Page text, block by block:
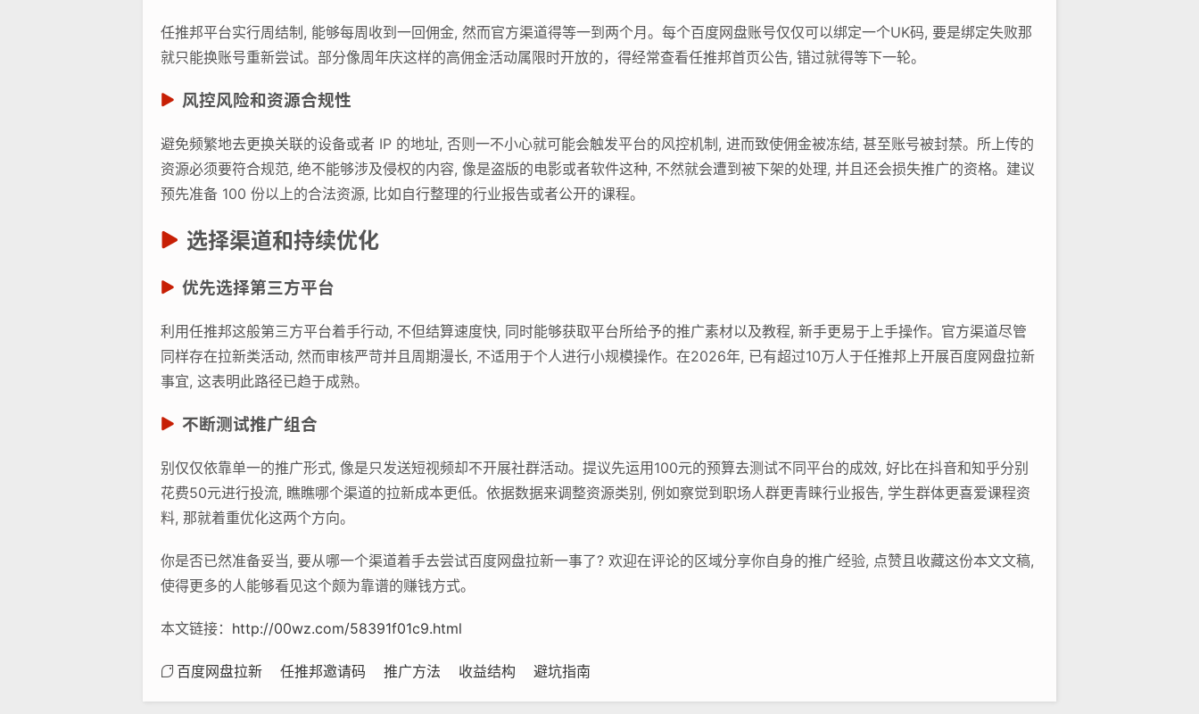
任推邦平台实行周结制, 能够每周收到一回佣金, 然而官方渠道得等一到两个月。每个百度网盘账号仅仅可以绑定一个UK码, 要是绑定失败那
就只能换账号重新尝试。部分像周年庆这样的高佣金活动属限时开放的，得经常查看任推邦首页公告, 错过就得等下一轮。
风控风险和资源合规性
避免频繁地去更换关联的设备或者 IP 的地址, 否则一不小心就可能会触发平台的风控机制, 进而致使佣金被冻结, 甚至账号被封禁。所上传的
资源必须要符合规范, 绝不能够涉及侵权的内容, 像是盗版的电影或者软件这种, 不然就会遭到被下架的处理, 并且还会损失推广的资格。建议
预先准备 100 份以上的合法资源, 比如自行整理的行业报告或者公开的课程。
选择渠道和持续优化
优先选择第三方平台
利用任推邦这般第三方平台着手行动, 不但结算速度快, 同时能够获取平台所给予的推广素材以及教程, 新手更易于上手操作。官方渠道尽管
同样存在拉新类活动, 然而审核严苛并且周期漫长, 不适用于个人进行小规模操作。在2026年, 已有超过10万人于任推邦上开展百度网盘拉新
事宜, 这表明此路径已趋于成熟。
不断测试推广组合
别仅仅依靠单一的推广形式, 像是只发送短视频却不开展社群活动。提议先运用100元的预算去测试不同平台的成效, 好比在抖音和知乎分别
花费50元进行投流, 瞧瞧哪个渠道的拉新成本更低。依据数据来调整资源类别, 例如察觉到职场人群更青睐行业报告, 学生群体更喜爱课程资
料, 那就着重优化这两个方向。
你是否已然准备妥当, 要从哪一个渠道着手去尝试百度网盘拉新一事了? 欢迎在评论的区域分享你自身的推广经验, 点赞且收藏这份本文文稿,
使得更多的人能够看见这个颇为靠谱的赚钱方式。
本文链接： http://00wz.com/58391f01c9.html
百度网盘拉新 任推邦邀请码 推广方法 收益结构 避坑指南